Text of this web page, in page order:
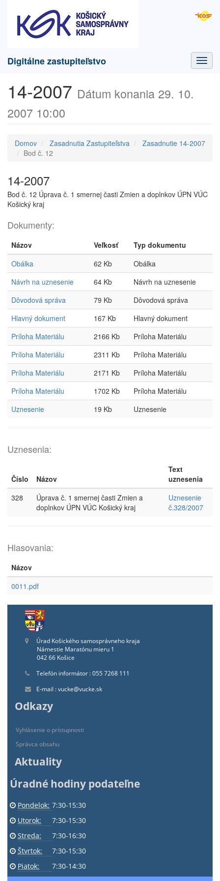
Digitálne zastupiteľstvo
14-2007 Dátum konania 29. 10.
2007 10:00
Domov Zasadnutia Zastupiteľstva
Zasadnutie 14-2007
Bod č. 12
14-2007
Bod č. 12 Úprava č. 1 smernej časti Zmien a doplnkov ÚPN VÚC
Košický kraj
Dokumenty:
Názov Veľkosť
Typ dokumentu
Obálka
62 Kb
Obálka
Návrh na uznesenie
64 Kb
Návrh na uznesenie
Dôvodová správa
79 Kb
Dôvodová správa
Hlavný dokument
167 Kb
Hlavný dokument
Príloha Materiálu
2166 Kb
Príloha Materiálu
Príloha Materiálu
2311 Kb
Príloha Materiálu
Príloha Materiálu
2171 Kb
Príloha Materiálu
Príloha Materiálu
1702 Kb
Príloha Materiálu
Uznesenie
19 Kb Uznesenie
Uznesenia:
Číslo Názov
Text
uznesenia
328
Úprava č. 1 smernej časti Zmien a
doplnkov ÚPN VÚC Košický kraj
Uznesenie
č.328/2007
Hlasovania:
Názov
0011.pdf
Úrad Košického samosprávneho kraja
Námestie Maratónu mieru 1
042 66 Košice
Telefón informátor : 055 7268 111
E-mail : vucke@vucke.sk
Odkazy
Vyhlásenie o prístupnosti
Správca obsahu
Aktuality
Úradné hodiny podateľne
Pondelok: 7:30-15:30
Utorok:
7:30-15:30
Streda:
7:30-16:30
Štvrtok:
7:30-15:30
Piatok:
7:30-14:30